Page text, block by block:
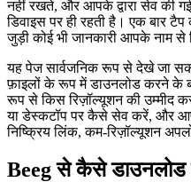
नहीं रखते, और आपके द्वारा सेव की
डिवाइस पर ही रहती है। एक बार
जुड़ी कोई भी जानकारी आपके नाम से
यह पेज सार्वजनिक रूप से देखे जा
फ़ाइलों के रूप में डाउनलोड करने के
रूप से किस रिज़ॉल्यूशन की उम्मीद
या डेस्कटॉप पर कैसे सेव करें, और
निष्क्रिय लिंक, कम-रिज़ॉल्यूशन
Beeg से कैसे